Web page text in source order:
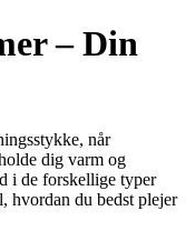
– Din
når
dig varm og
i de forskellige typer
hvordan du bedst plejer